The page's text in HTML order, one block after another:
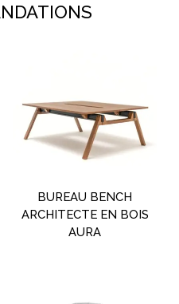
BUREAU BENCH
ARCHITECTE EN BOIS
AURA